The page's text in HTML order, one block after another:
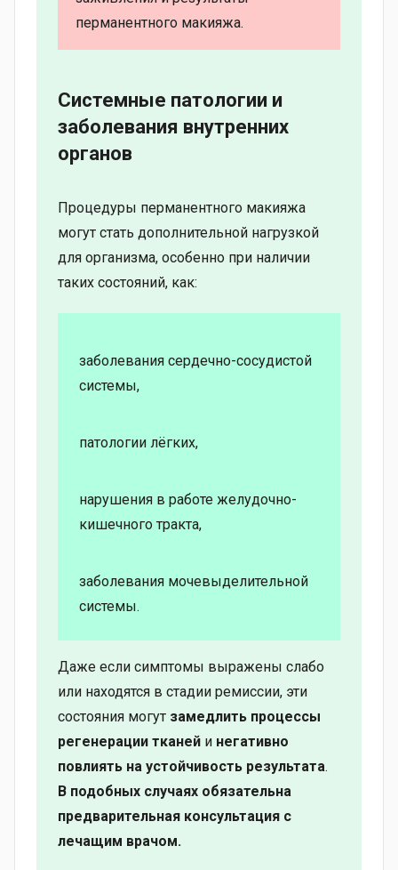
перманентного макияжа.
Системные патологии и
заболевания внутренних
органов
Процедуры перманентного макияжа
могут стать дополнительной нагрузкой
для организма, особенно при наличии
таких состояний, как:
заболевания сердечно-сосудистой
системы,
патологии лёгких,
нарушения в работе желудочно-
кишечного тракта,
заболевания мочевыделительной
системы.
Даже если симптомы выражены слабо
или находятся в стадии ремиссии, эти
состояния могут замедлить процессы
регенерации тканей и негативно
повлиять на устойчивость результата.
В подобных случаях обязательна
предварительная консультация с
лечащим врачом.